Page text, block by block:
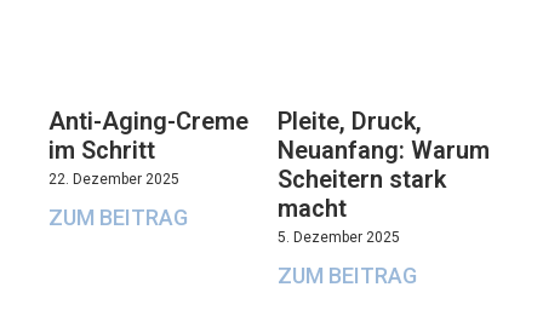
Anti-Aging-Creme
im Schritt
22. Dezember 2025
ZUM BEITRAG
Pleite, Druck,
Neuanfang: Warum
Scheitern stark
macht
5. Dezember 2025
ZUM BEITRAG